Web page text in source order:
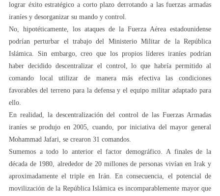
lograr éxito estratégico a corto plazo derrotando a las fuerzas armadas
iraníes y desorganizar su mando y control.
No, hipotéticamente, los ataques de la Fuerza Aérea estadounidense
podrían perturbar el trabajo del Ministerio Militar de la República
Islámica. Sin embargo, creo que los propios líderes iraníes podrían
haber decidido descentralizar el control, lo que habría permitido al
comando local utilizar de manera más efectiva las condiciones
favorables del terreno para la defensa y el equipo militar adaptado para
ello.
En realidad, la descentralización del control de las Fuerzas Armadas
iraníes se produjo en 2005, cuando, por iniciativa del mayor general
Mohammad Jafari, se crearon 31 comandos.
Sumemos a todo lo anterior el factor demográfico. A finales de la
década de 1980, alrededor de 20 millones de personas vivían en Irak y
aproximadamente el triple en Irán. En consecuencia, el potencial de
movilización de la República Islámica es incomparablemente mayor que